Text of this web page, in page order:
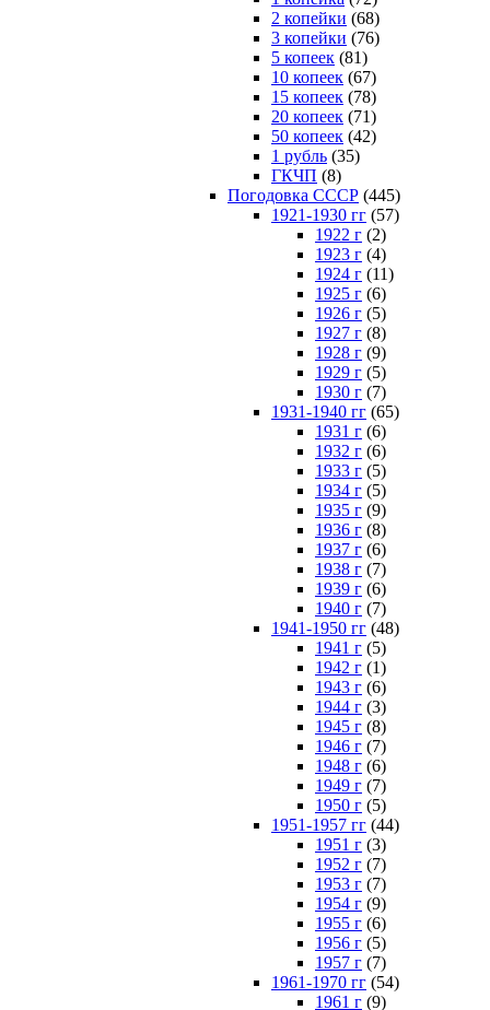
2 копейки (68)
3 копейки (76)
5 копеек (81)
10 копеек (67)
15 копеек (78)
20 копеек (71)
50 копеек (42)
1 рубль (35)
ГКЧП (8)
Погодовка СССР (445)
1921-1930 гг (57)
1922 г (2)
1923 г (4)
1924 г (11)
1925 г (6)
1926 г (5)
1927 г (8)
1928 г (9)
1929 г (5)
1930 г (7)
1931-1940 гг (65)
1931 г (6)
1932 г (6)
1933 г (5)
1934 г (5)
1935 г (9)
1936 г (8)
1937 г (6)
1938 г (7)
1939 г (6)
1940 г (7)
1941-1950 гг (48)
1941 г (5)
1942 г (1)
1943 г (6)
1944 г (3)
1945 г (8)
1946 г (7)
1948 г (6)
1949 г (7)
1950 г (5)
1951-1957 гг (44)
1951 г (3)
1952 г (7)
1953 г (7)
1954 г (9)
1955 г (6)
1956 г (5)
1957 г (7)
1961-1970 гг (54)
1961 г (9)